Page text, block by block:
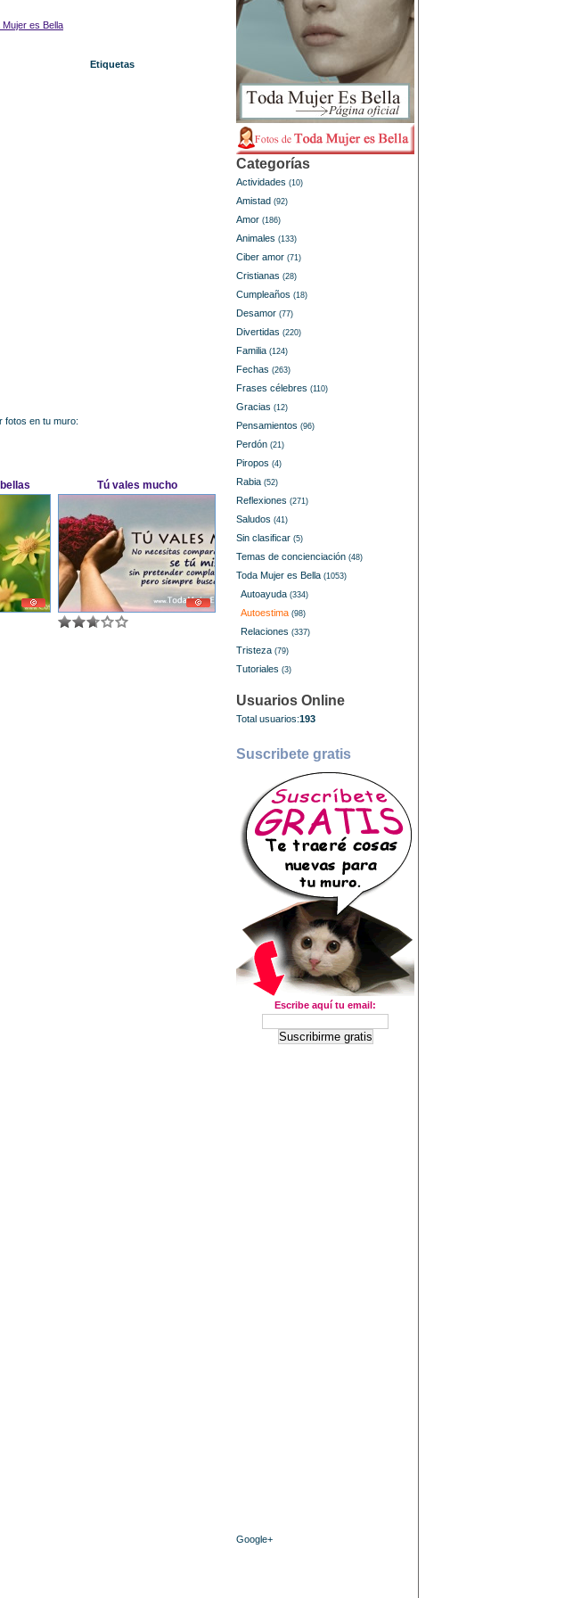
es Bella
Etiquetas
fotos en tu muro:
Tú vales mucho
Categorías
Actividades (10)
Amistad (92)
Amor (186)
Animales (133)
Ciber amor (71)
Cristianas (28)
Cumpleaños (18)
Desamor (77)
Divertidas (220)
Familia (124)
Fechas (263)
Frases célebres (110)
Gracias (12)
Pensamientos (96)
Perdón (21)
Piropos (4)
Rabia (52)
Reflexiones (271)
Saludos (41)
Sin clasificar (5)
Temas de concienciación (48)
Toda Mujer es Bella (1053)
Autoayuda (334)
Autoestima (98)
Relaciones (337)
Tristeza (79)
Tutoriales (3)
Usuarios Online
Total usuarios:193
Suscribete gratis
Escribe aquí tu email:
Google+